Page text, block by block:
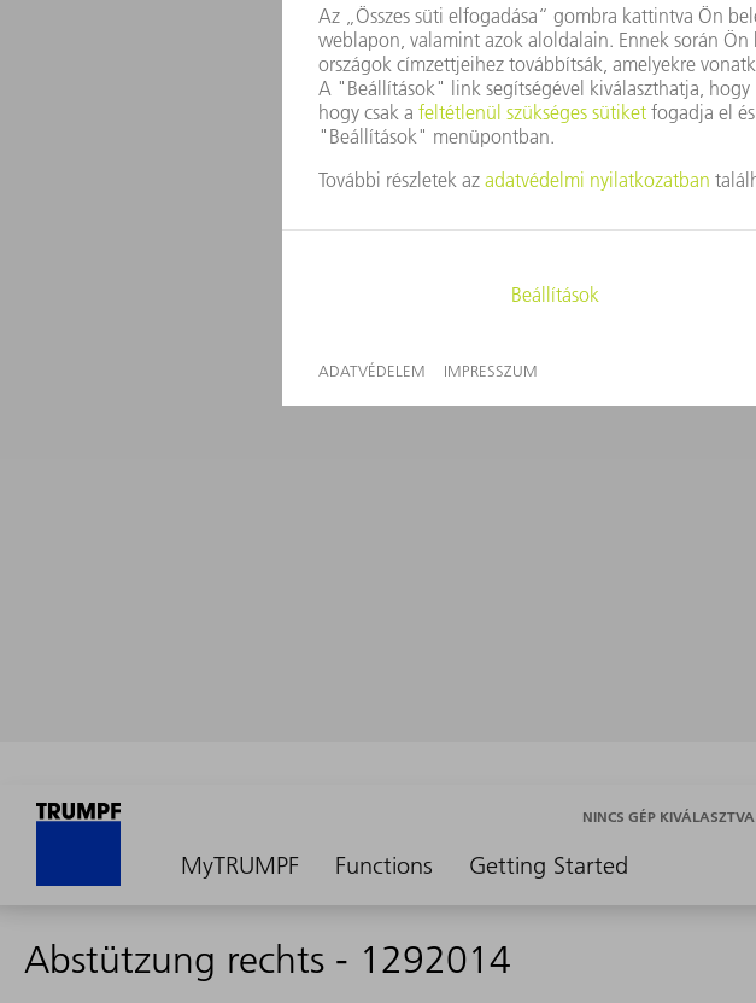
MyTRUMPF Functions Getting Started
NINCS GÉP KIVÁLASZTVA
Abstützung rechts - 1292014